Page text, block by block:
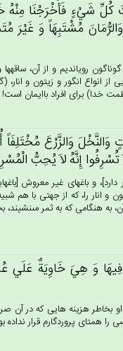
كُل‌ِّ شَي‌ْءٍ فَأَخْرَجْنَا
مُشْتَبِهَاً وَ غَيْرَ
رويانديم و از آن،
از انواع انگور و زيتون و
خدا) براى افراد باايمان است!
وَالزَّرْع‌َ مُخْتَلِفَاً
إِنَّه‌ُ لاَ يُحِب‌ُّ
و باغهاى غير معروش
و انار را، كه از جهتى با هم
هنگامى كه به ثمر مى‏نشيند،
وَ هِي‌َ خَاوِيَة‌ٌ عَلَي‌
بخاطر هزينه هايى كه در آن
پروردگارم قرار نداده